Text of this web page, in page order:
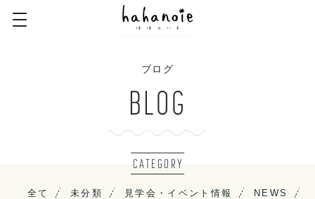
ブログ
BLOG
CATEGORY
全て 未分類 見学会・イベント情報 NEWS